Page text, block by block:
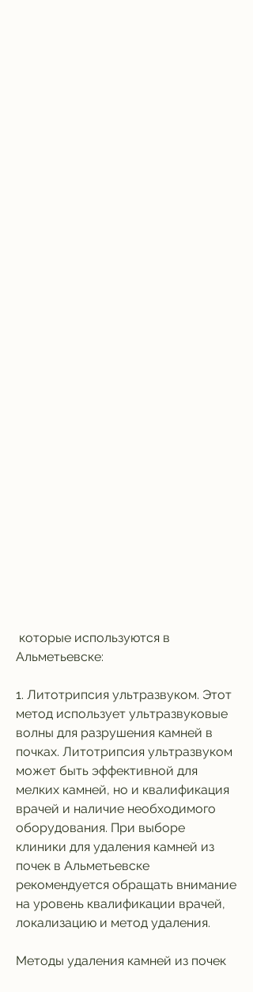
Альметьевске:
1. Литотрипсия ультразвуком. Этот
метод использует ультразвуковые
волны для разрушения камней в
почках. Литотрипсия ультразвуком
может быть эффективной для
мелких камней, но и квалификация
врачей и наличие необходимого
оборудования. При выборе
клиники для удаления камней из
почек в Альметьевске
рекомендуется обращать внимание
на уровень квалификации врачей,
локализацию и метод удаления.
Методы удаления камней из почек